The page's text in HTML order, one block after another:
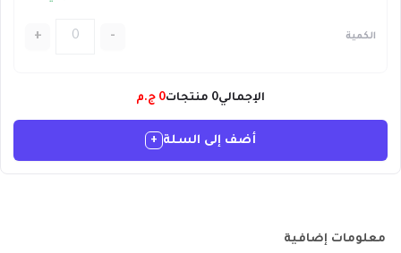
-
+
الإجمالي0 منتجات0 ج.م
أضف إلى السلة +
معلومات إضافية